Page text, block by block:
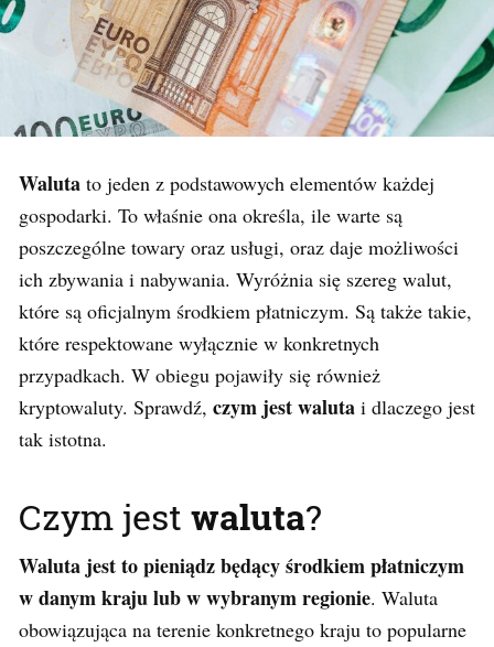
Waluta to jeden z podstawowych elementów każdej
gospodarki. To właśnie ona określa, ile warte są
poszczególne towary oraz usługi, oraz daje możliwości
ich zbywania i nabywania. Wyróżnia się szereg walut,
które są oficjalnym środkiem płatniczym. Są także takie,
które respektowane wyłącznie w konkretnych
przypadkach. W obiegu pojawiły się również
kryptowaluty. Sprawdź, czym jest waluta i dlaczego jest
tak istotna.
Czym jest waluta?
Waluta jest to pieniądz będący środkiem płatniczym
w danym kraju lub w wybranym regionie. Waluta
obowiązująca na terenie konkretnego kraju to popularne